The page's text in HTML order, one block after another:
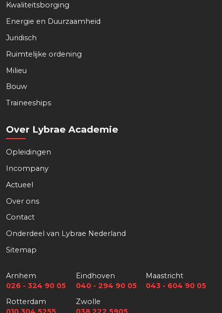
Kwaliteitsborging
Energie en Duurzaamheid
Juridisch
Ruimtelijke ordening
Milieu
Bouw
Traineeships
Over Lybrae Academie
Opleidingen
Incompany
Actueel
Over ons
Contact
Onderdeel van Lybrae Nederland
Sitemap
Arnhem
026 - 324 90 05
Eindhoven
040 - 294 90 05
Maastricht
043 - 604 90 05
Rotterdam
Zwolle
Voornaam